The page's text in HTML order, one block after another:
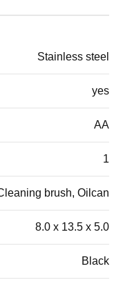
Stainless steel
yes
AA
1
brush, Oilcan
8.0 x 13.5 x 5.0
Black